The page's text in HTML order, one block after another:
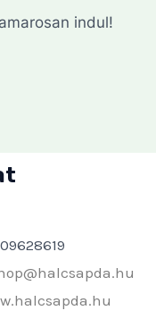
indul!